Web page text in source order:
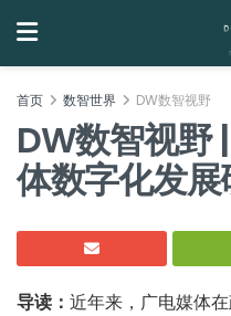
首页 数智世界 DW数智视野
DW数智视野
体数字化发
导读： 近年来，广电媒体